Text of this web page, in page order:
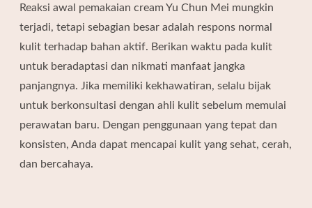
Reaksi awal pemakaian cream Yu Chun Mei mungkin
terjadi, tetapi sebagian besar adalah respons normal
kulit terhadap bahan aktif. Berikan waktu pada kulit
untuk beradaptasi dan nikmati manfaat jangka
panjangnya. Jika memiliki kekhawatiran, selalu bijak
untuk berkonsultasi dengan ahli kulit sebelum memulai
perawatan baru. Dengan penggunaan yang tepat dan
konsisten, Anda dapat mencapai kulit yang sehat, cerah,
dan bercahaya.